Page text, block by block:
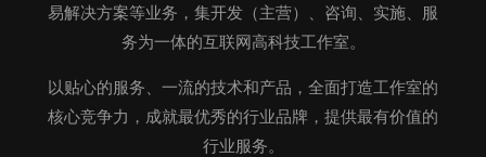
易解决方案等业务，集开发（主营）、咨询、实施、服
务为一体的互联网高科技工作室。
以贴心的服务、一流的技术和产品，全面打造工作室的
核心竞争力，成就最优秀的行业品牌，提供最有价值的
行业服务。